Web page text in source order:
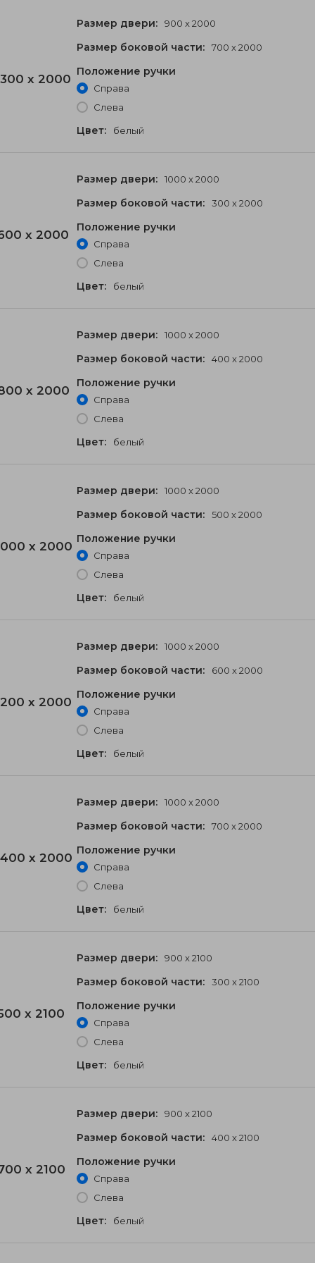
x 2000
Размер двери: 900 x 2000
Размер боковой части: 700 x 2000
Положение ручки
Справа
Слева
Цвет: белый
x 2000
Размер двери: 1000 x 2000
Размер боковой части: 300 x 2000
Положение ручки
Справа
Слева
Цвет: белый
x 2000
Размер двери: 1000 x 2000
Размер боковой части: 400 x 2000
Положение ручки
Справа
Слева
Цвет: белый
x 2000
Размер двери: 1000 x 2000
Размер боковой части: 500 x 2000
Положение ручки
Справа
Слева
Цвет: белый
x 2000
Размер двери: 1000 x 2000
Размер боковой части: 600 x 2000
Положение ручки
Справа
Слева
Цвет: белый
x 2000
Размер двери: 1000 x 2000
Размер боковой части: 700 x 2000
Положение ручки
Справа
Слева
Цвет: белый
x 2100
Размер двери: 900 x 2100
Размер боковой части: 300 x 2100
Положение ручки
Справа
Слева
Цвет: белый
x 2100
Размер двери: 900 x 2100
Размер боковой части: 400 x 2100
Положение ручки
Справа
Слева
Цвет: белый